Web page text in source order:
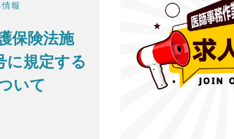
報
保険法施
に規定する
いて